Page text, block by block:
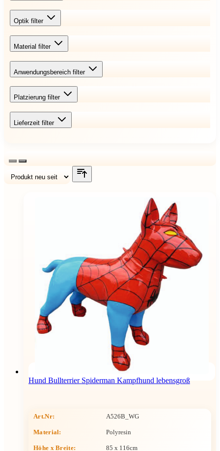
Optik filter
Material filter
Anwendungsbereich filter
Platzierung filter
Lieferzeit filter
Hund Bullterrier Spiderman Kampfhund lebensgroß
Art.Nr: A526B_WG
Material: Polyresin
Höhe x Breite: 85 x 116cm